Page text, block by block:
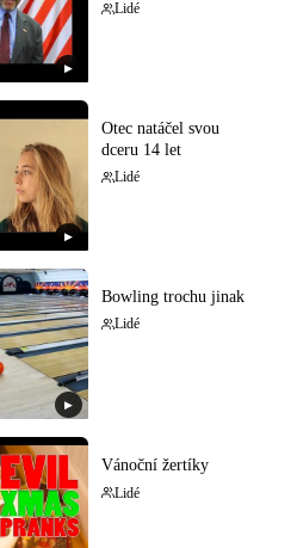
▶
Lidé
▶
Otec natáčel svou
dceru 14 let
Lidé
▶
Bowling trochu jinak
Lidé
Vánoční žertíky
Lidé